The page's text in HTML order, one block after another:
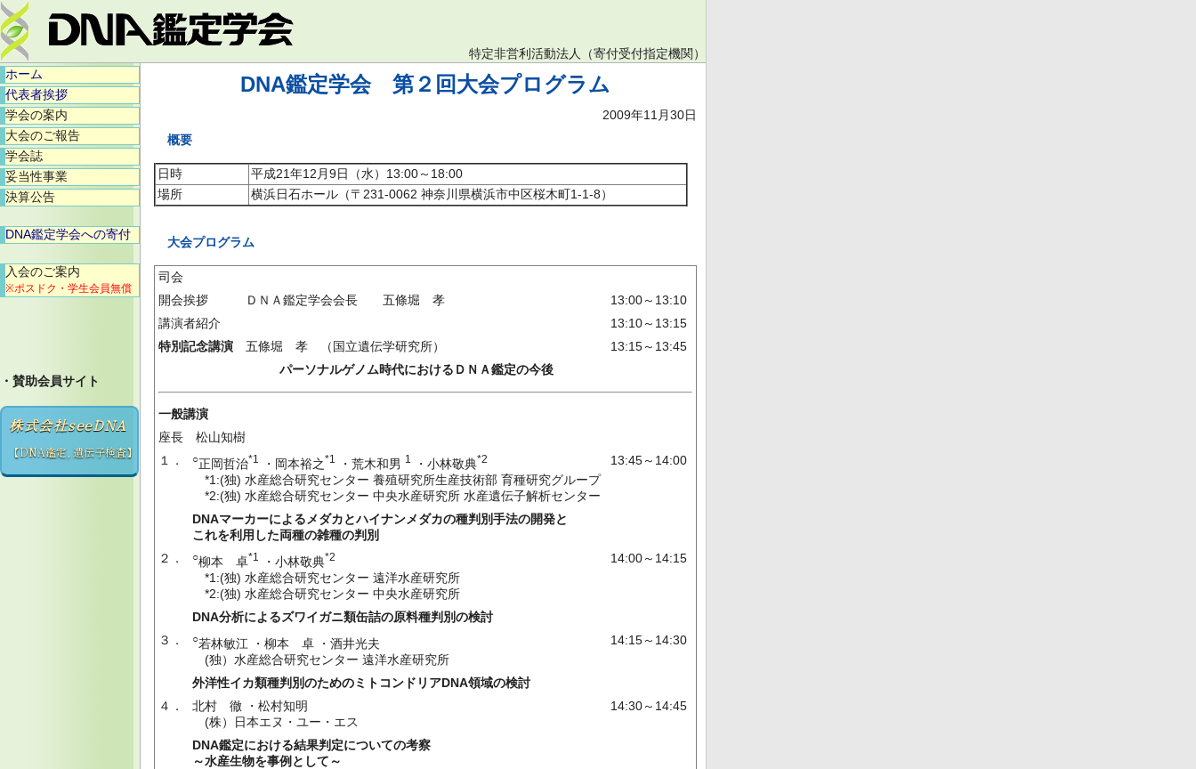
特定非営利活動法人（寄付受付指定機関）
ホーム
代表者挨拶
学会の案内
大会のご報告
学会誌
妥当性事業
決算公告
DNA鑑定学会への寄付
入会のご案内
※ポスドク・学生会員無償
・賛助会員サイト
株式会社seeDNA
【DNA鑑定, 遺伝子検査】
DNA鑑定学会 第２回大会プログラム
2009年11月30日
概要
日時
平成21年12月9日（水）13:00～18:00
場所
横浜日石ホール（〒231-0062 神奈川県横浜市中区桜木町1-1-8）
大会プログラム
司会
開会挨拶 ＤＮＡ鑑定学会会長 五條堀 孝
13:00～13:10
講演者紹介
13:10～13:15
特別記念講演 五條堀 孝 （国立遺伝学研究所）
13:15～13:45
パーソナルゲノム時代におけるＤＮＡ鑑定の今後
一般講演
座長 松山知樹
１．
○正岡哲治*1 ・岡本裕之*1 ・荒木和男 1 ・小林敬典*2
*1:(独) 水産総合研究センター 養殖研究所生産技術部 育種研究グループ
*2:(独) 水産総合研究センター 中央水産研究所 水産遺伝子解析センター
13:45～14:00
DNAマーカーによるメダカとハイナンメダカの種判別手法の開発と
これを利用した両種の雑種の判別
２．
○柳本 卓*1 ・小林敬典*2
*1:(独) 水産総合研究センター 遠洋水産研究所
*2:(独) 水産総合研究センター 中央水産研究所
14:00～14:15
DNA分析によるズワイガニ類缶詰の原料種判別の検討
３．
○若林敏江 ・柳本 卓 ・酒井光夫
(独）水産総合研究センター 遠洋水産研究所
14:15～14:30
外洋性イカ類種判別のためのミトコンドリアDNA領域の検討
４．
北村 徹 ・松村知明
(株）日本エヌ・ユー・エス
14:30～14:45
DNA鑑定における結果判定についての考察
～水産生物を事例として～